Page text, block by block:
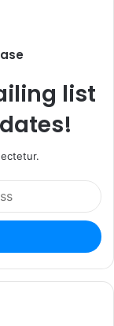
list